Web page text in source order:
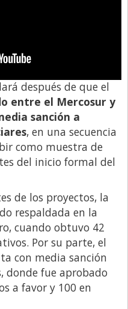
después de que el
entre el Mercosur y
sanción a
, en una secuencia
como muestra de
del inicio formal del
de los proyectos, la
respaldada en la
cuando obtuvo 42
Por su parte, el
con media sanción
donde fue aprobado
a favor y 100 en